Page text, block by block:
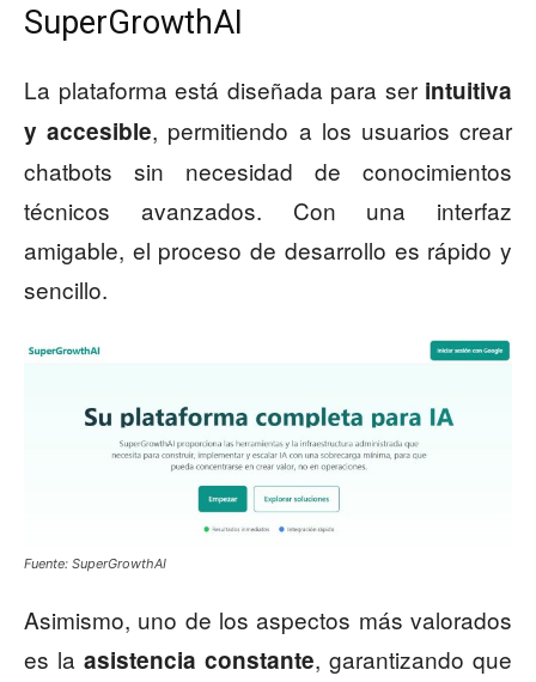
SuperGrowthAI
La plataforma está diseñada para serintuitiva
y accesible, permitiendo a los usuarios crear
chatbots sin necesidad de conocimientos
técnicos avanzados. Con una interfaz
amigable, el proceso de desarrollo es rápido y
sencillo.
Fuente: SuperGrowthAI
Asimismo, uno de los aspectos más valorados
es la asistencia constante, garantizando que